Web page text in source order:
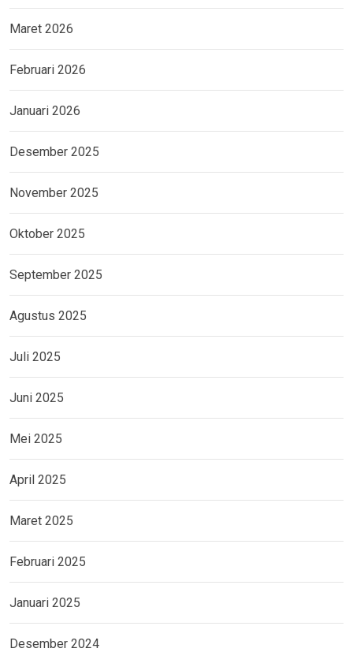
Maret 2026
Februari 2026
Januari 2026
Desember 2025
November 2025
Oktober 2025
September 2025
Agustus 2025
Juli 2025
Juni 2025
Mei 2025
April 2025
Maret 2025
Februari 2025
Januari 2025
Desember 2024